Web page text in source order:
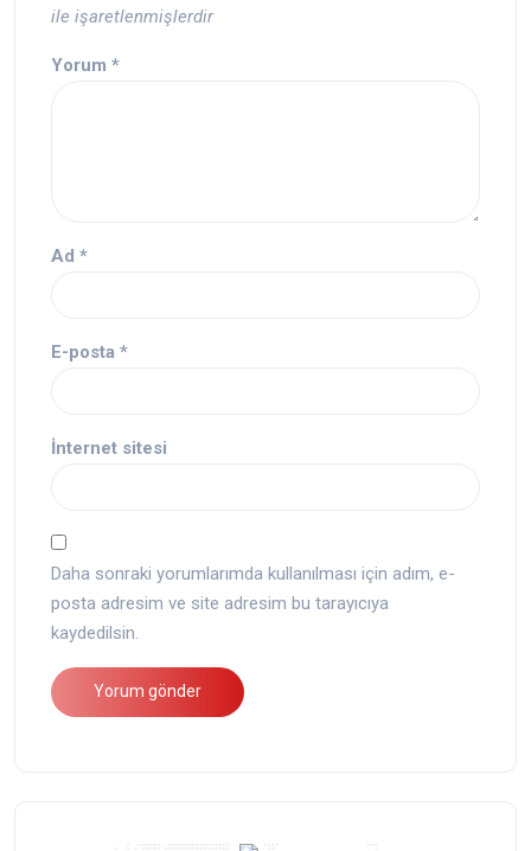
ile işaretlenmişlerdir
Yorum *
Ad *
E-posta *
İnternet sitesi
Daha sonraki yorumlarımda kullanılması için adım, e-
posta adresim ve site adresim bu tarayıcıya
kaydedilsin.